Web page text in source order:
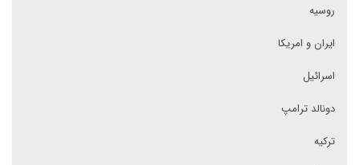
روسیه
ایران و امریکا
اسرائیل
دونالد ترامپ
ترکیه